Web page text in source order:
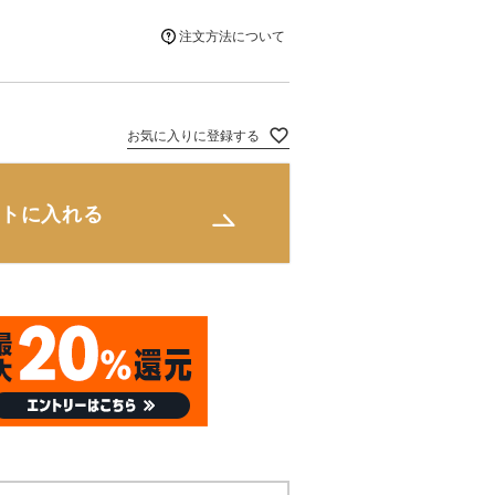
注文方法について
お気に入りに登録する
に入れる